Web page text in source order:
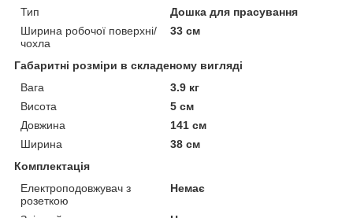
Тип
Дошка для прасування
Ширина робочої поверхні/
чохла
33 см
Габаритні розміри в складеному вигляді
Вага
3.9 кг
Висота
5 см
Довжина
141 см
Ширина
38 см
Комплектація
Електроподовжувач з
розеткою
Немає